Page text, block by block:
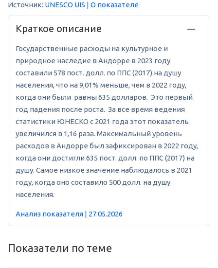
Источник: UNESCO UIS | О показателе
Краткое описание
Государственные расходы на культурное и
природное наследие в Андорре в 2023 году
составили 578 пост. долл. по ППС (2017) на душу
населения, что на 9,01% меньше, чем в 2022 году,
когда они были равны 635 долларов. Это первый
год падения после роста. За все время ведения
статистики ЮНЕСКО с 2021 года этот показатель
увеличился в 1,16 раза. Максимальный уровень
расходов в Андорре был зафиксирован в 2022 году,
когда они достигли 635 пост. долл. по ППС (2017) на
душу. Самое низкое значение наблюдалось в 2021
году, когда оно составило 500 долл. на душу
населения.
Анализ показателя | 27.05.2026
Показатели по теме